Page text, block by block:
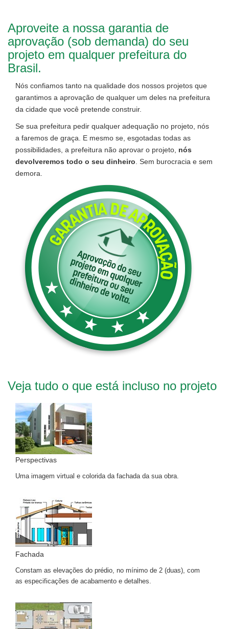
Aproveite a nossa garantia de
aprovação (sob demanda) do seu
projeto em qualquer prefeitura do
Brasil.
Nós confiamos tanto na qualidade dos nossos projetos que
garantimos a aprovação de qualquer um deles na prefeitura
da cidade que você pretende construir.
Se sua prefeitura pedir qualquer adequação no projeto, nós
a faremos de graça. E mesmo se, esgotadas todas as
possibilidades, a prefeitura não aprovar o projeto, nós
devolveremos todo o seu dinheiro. Sem burocracia e sem
demora.
Veja tudo o que está incluso no projeto
Perspectivas
Uma imagem virtual e colorida da fachada da sua obra.
Fachada
Constam as elevações do prédio, no mínimo de 2 (duas), com
as especificações de acabamento e detalhes.